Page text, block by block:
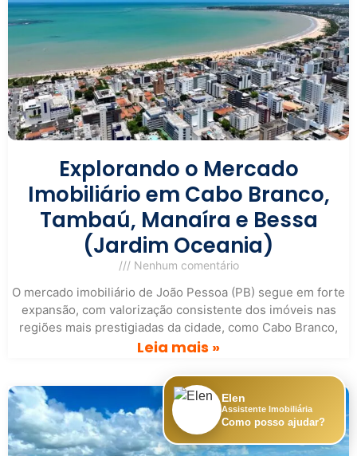
Explorando o Mercado
Imobiliário em Cabo Branco,
Tambaú, Manaíra e Bessa
(Jardim Oceania)
Nenhum comentário
O mercado imobiliário de João Pessoa (PB) segue em forte
expansão, com valorização consistente dos imóveis nas
regiões mais prestigiadas da cidade, como Cabo Branco,
Leia mais »
Elen
Assistente Imobiliária
Como posso ajudar?